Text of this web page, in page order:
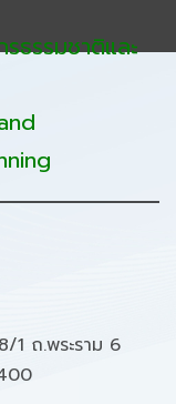
ธรรมชาติและ
1 ถ.พระราม 6